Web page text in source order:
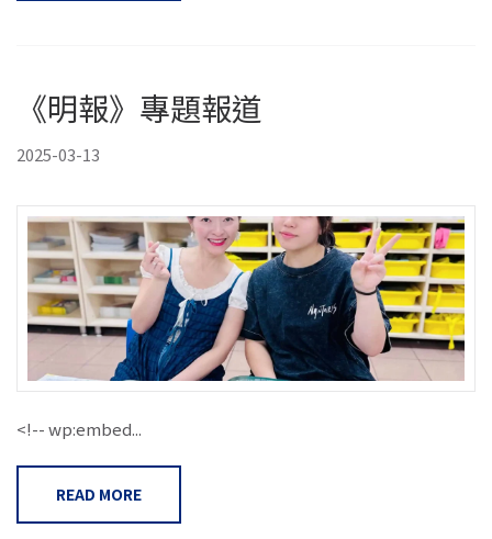
《明報》專題報道
2025-03-13
<!-- wp:embed...
READ MORE